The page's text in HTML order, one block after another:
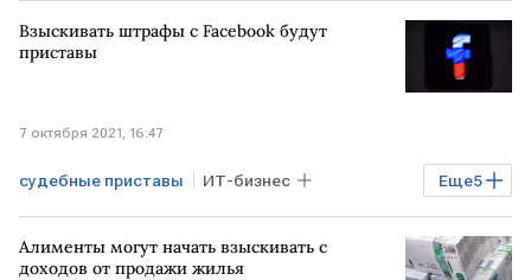
Взыскивать штрафы с Facebook будут
приставы
7 октября 2021, 16:47
Еще5
судебные приставы ИТ-бизнес
Технологии регулирование интернета
Facebook штраф
Алименты могут начать взыскивать с
доходов от продажи жилья